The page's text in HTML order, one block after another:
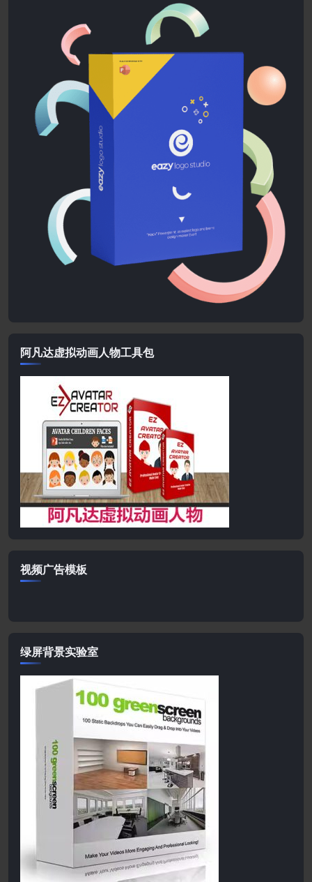
阿凡达虚拟动画人物工具包
视频广告模板
绿屏背景实验室